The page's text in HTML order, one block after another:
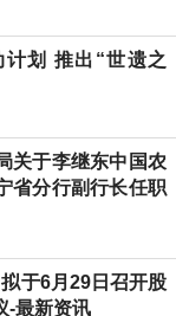
划 推出“世遗之
关于李继东中国农
省分行副行长任职
于6月29日召开股
-最新资讯